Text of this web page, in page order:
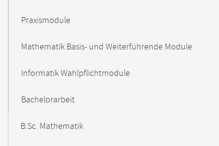
Praxismodule
Mathematik Basis- und Weiterführende Module
Informatik Wahlpflichtmodule
Bachelorarbeit
B.Sc. Mathematik